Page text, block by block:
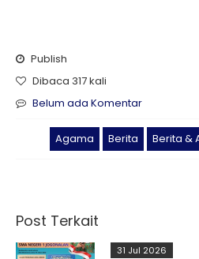
Publish
Dibaca 317 kali
Belum ada Komentar
Agama Berita Berita &
Post Terkait
31 Jul 2026